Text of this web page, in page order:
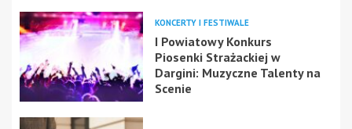
KONCERTY I FESTIWALE
I Powiatowy Konkurs
Piosenki Strażackiej w
Dargini: Muzyczne Talenty na
Scenie